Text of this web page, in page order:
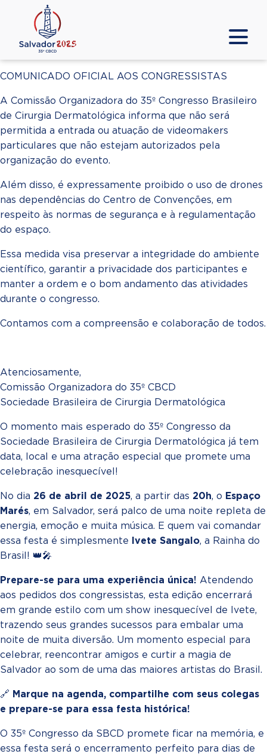
COMUNICADO OFICIAL AOS CONGRESSISTAS
A Comissão Organizadora do 35º Congresso Brasileiro
de Cirurgia Dermatológica informa que não será
permitida a entrada ou atuação de videomakers
particulares que não estejam autorizados pela
organização do evento.
Além disso, é expressamente proibido o uso de drones
nas dependências do Centro de Convenções, em
respeito às normas de segurança e à regulamentação
do espaço.
Essa medida visa preservar a integridade do ambiente
científico, garantir a privacidade dos participantes e
manter a ordem e o bom andamento das atividades
durante o congresso.
Contamos com a compreensão e colaboração de todos.
Atenciosamente,
Comissão Organizadora do 35º CBCD
Sociedade Brasileira de Cirurgia Dermatológica
O momento mais esperado do 35º Congresso da
Sociedade Brasileira de Cirurgia Dermatológica já tem
data, local e uma atração especial que promete uma
celebração inesquecível!
No dia 26 de abril de 2025, a partir das 20h, o Espaço
Marés, em Salvador, será palco de uma noite repleta de
energia, emoção e muita música. E quem vai comandar
essa festa é simplesmente
Ivete Sangalo, a Rainha do
Brasil! 👑🎤
Prepare-se para uma experiência única! Atendendo
aos pedidos dos congressistas, esta edição encerrará
em grande estilo com um show inesquecível de Ivete,
trazendo seus grandes sucessos para embalar uma
noite de muita diversão. Um momento especial para
celebrar, reencontrar amigos e curtir a magia de
Salvador ao som de uma das maiores artistas do Brasil.
🔗 Marque na agenda, compartilhe com seus colegas
e prepare-se para essa festa histórica!
O 35º Congresso da SBCD promete ficar na memória, e
essa festa será o encerramento perfeito para dias de